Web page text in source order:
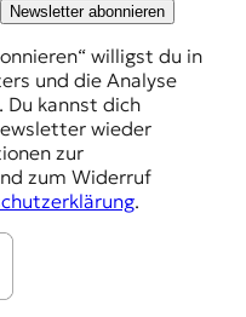
Newsletter abonnieren
willigst du in
und die Analyse
Du kannst dich
wieder
zur
zum Widerruf
.